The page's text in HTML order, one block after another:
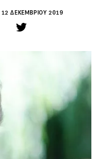
12 ΔΕΚΕΜΒΡΙΟΥ 2019